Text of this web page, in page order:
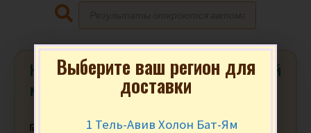
Капсулы Фейри для посудомоечной
машины 31 шт.
₪ 29.90 за уп.
Выберите ваш регион для
доставки
1 Тель-Авив Холон Бат-Ям